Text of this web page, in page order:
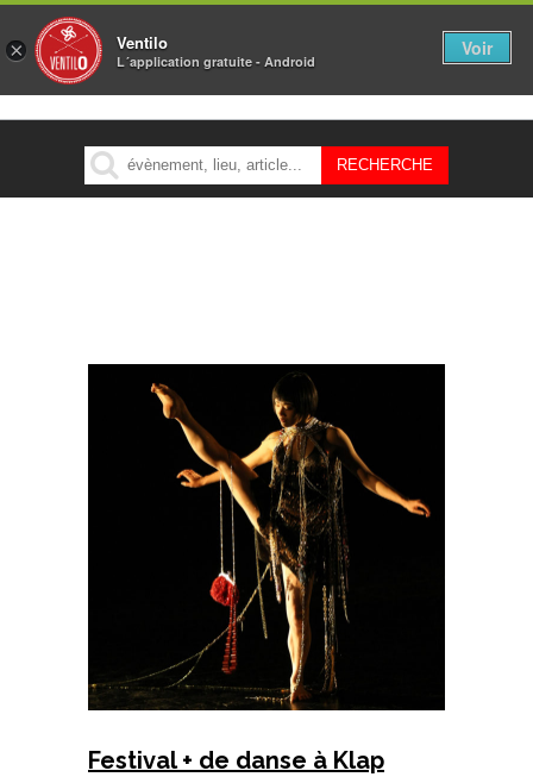
MENU
Festival + de danse à Klap
× Ventilo
L´application gratuite - Android
Voir